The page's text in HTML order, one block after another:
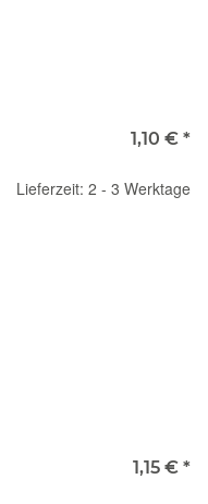
1,10 € *
Lieferzeit: 2 - 3 Werktage
1,15 € *